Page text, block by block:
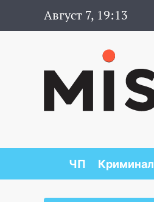
Август 7, 19:13
ЧП Криминал